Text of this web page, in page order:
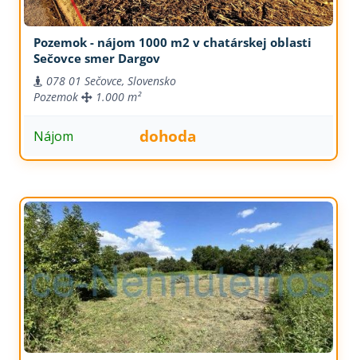
Pozemok - nájom 1000 m2 v chatárskej oblasti
Sečovce smer Dargov
078 01 Sečovce, Slovensko
Pozemok
1.000 m²
Nájom dohoda